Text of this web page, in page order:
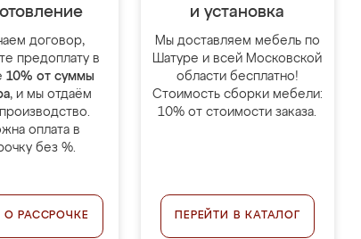
договор,
предоплату в
10% от суммы
, и мы отдаём
оплата в
без %.
О РАССРОЧКЕ
и установка
Мы доставляем мебель по
Шатуре и всей Московской
области бесплатно!
Стоимость сборки мебели:
10% от стоимости заказа.
ПЕРЕЙТИ В КАТАЛОГ